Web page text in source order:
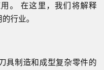
。 在这里，我们将解释
行业。
具制造和成型复杂零件的